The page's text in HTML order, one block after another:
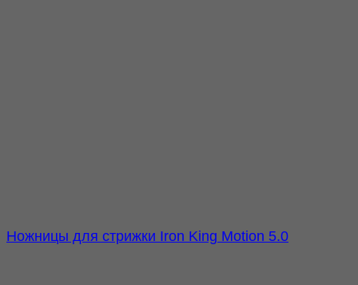
Ножницы для стрижки Iron King Motion 5.0